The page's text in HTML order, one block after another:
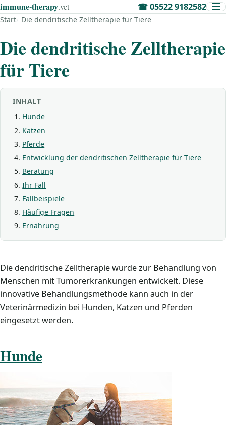
immune‑therapy.vet ☎05522 9182582
Start Die dendritische Zelltherapie für Tiere
Die dendritische Zelltherapie
für Tiere
INHALT
Hunde
Katzen
Pferde
Entwicklung der dendritischen Zelltherapie für Tiere
Beratung
Ihr Fall
Fallbeispiele
Häufige Fragen
Ernährung
Die dendritische Zelltherapie wurde zur Behandlung von
Menschen mit Tumorerkrankungen entwickelt. Diese
innovative Behandlungsmethode kann auch in der
Veterinärmedizin bei Hunden, Katzen und Pferden
eingesetzt werden.
Hunde